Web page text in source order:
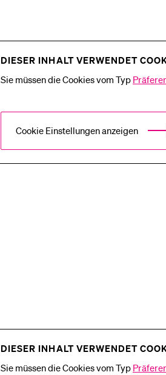
DIESER INHALT VERWENDET
Sie müssen die Cookies vom Typ
Cookie Einstellungen anzeigen
DIESER INHALT VERWENDET
Sie müssen die Cookies vom Typ